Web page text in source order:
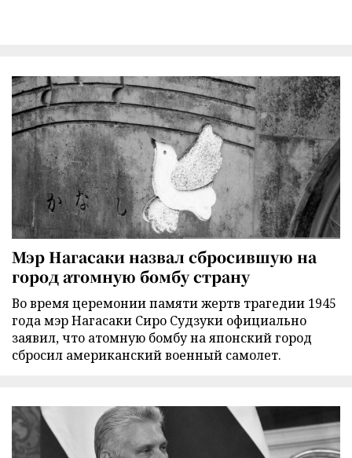
Мэр Нагасаки назвал сбросившую на
город атомную бомбу страну
Во время церемонии памяти жертв трагедии 1945
года мэр Нагасаки Сиро Судзуки официально
заявил, что атомную бомбу на японский город
сбросил американский военный самолет.